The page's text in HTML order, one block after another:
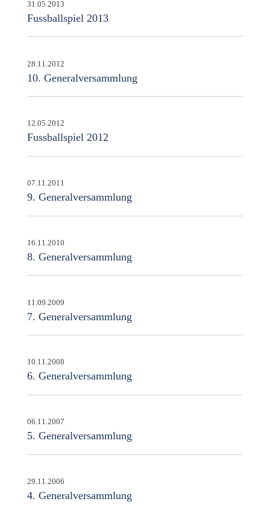
31.05.2013
Fussballspiel 2013
28.11.2012
10. Generalversammlung
12.05.2012
Fussballspiel 2012
07.11.2011
9. Generalversammlung
16.11.2010
8. Generalversammlung
11.09.2009
7. Generalversammlung
10.11.2008
6. Generalversammlung
06.11.2007
5. Generalversammlung
29.11.2006
4. Generalversammlung